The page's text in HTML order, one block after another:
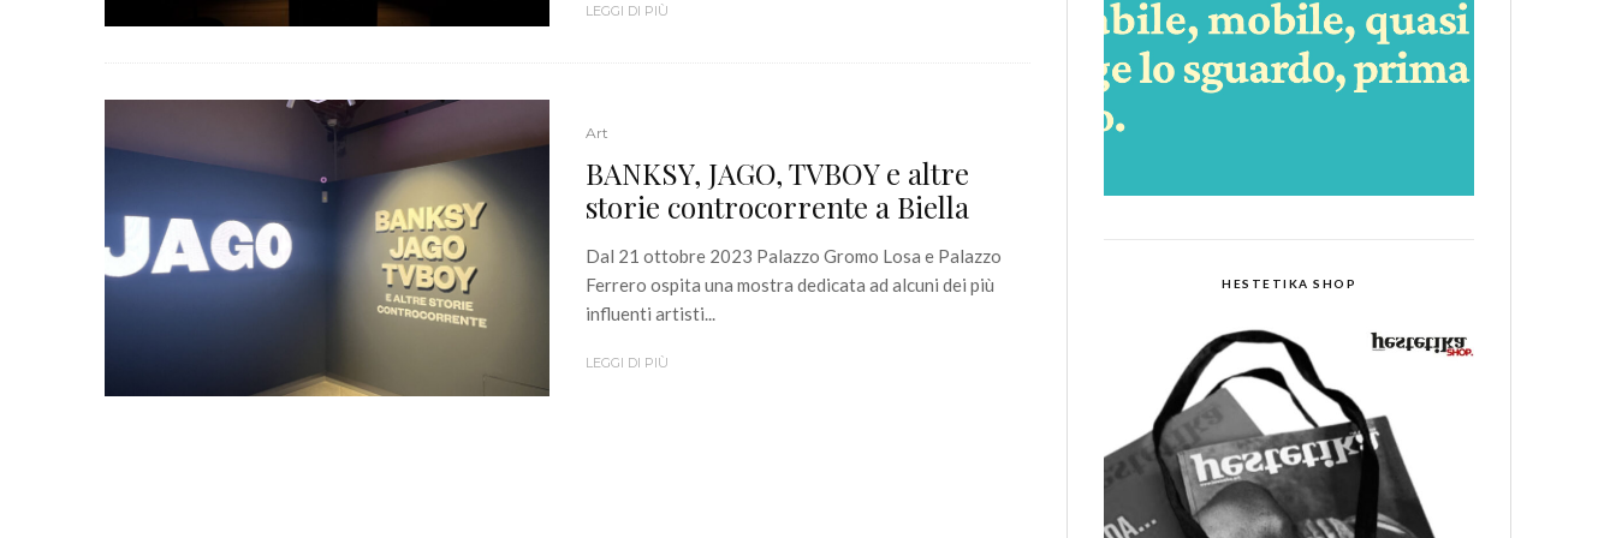
LEGGI DI PIÙ
Art
BANKSY, JAGO, TVBOY e altre
storie controcorrente a Biella
Dal 21 ottobre 2023 Palazzo Gromo Losa e Palazzo
Ferrero ospita una mostra dedicata ad alcuni dei più
influenti artisti...
LEGGI DI PIÙ
HESTETIKA SHOP